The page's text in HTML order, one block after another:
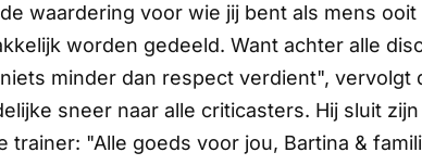
waardering voor wie jij bent als mens ooit
worden gedeeld. Want achter alle
minder dan respect verdient", vervolgt
sneer naar alle criticasters. Hij sluit
"Alle goeds voor jou, Bartina &